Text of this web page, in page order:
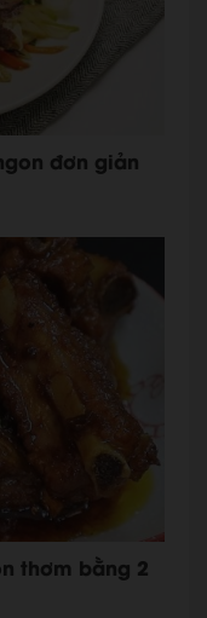
đơn giản
thơm bằng 2